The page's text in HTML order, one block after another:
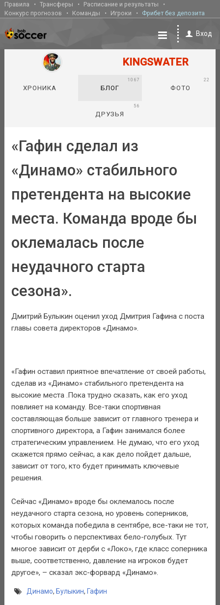
Правила Трансферы
Расписание и результаты
Конкурс прогнозов
Команды Игроки Фрибет без депозита
Вход
KINGSWATER
ХРОНИКА БЛОГ
1067
ФОТО
22
ДРУЗЬЯ
56
«Гафин сделал из
«Динамо» стабильного
претендента на высокие
места. Команда вроде бы
оклемалась после
неудачного старта
сезона».
Дмитрий Булыкин оценил уход Дмитрия Гафина с поста
главы совета директоров «Динамо».
«Гафин оставил приятное впечатление от своей работы,
сделав из «Динамо» стабильного претендента на
высокие места .Пока трудно сказать, как его уход
повлияет на команду. Все-таки спортивная
составляющая больше зависит от главного тренера и
спортивного директора, а Гафин занимался более
стратегическим управлением. Не думаю, что его уход
скажется прямо сейчас, а как дело пойдет дальше,
зависит от того, кто будет принимать ключевые
решения.
Сейчас «Динамо» вроде бы оклемалось после
неудачного старта сезона, но уровень соперников,
которых команда победила в сентябре, все-таки не тот,
чтобы говорить о перспективах бело-голубых. Тут
многое зависит от дерби с «Локо», где класс соперника
выше, соответственно, давление на игроков будет
другое», – сказал экс-форвард «Динамо».
Динамо, Булыкин, Гафин